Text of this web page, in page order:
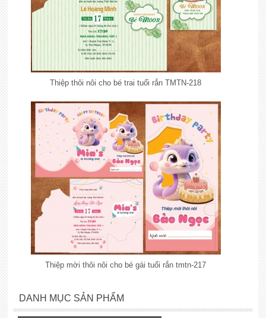
Thiệp thôi nôi cho bé trai tuổi rắn TMTN-218
Thiệp mời thôi nôi cho bé gái tuổi rắn tmtn-217
DANH MỤC SẢN PHẨM